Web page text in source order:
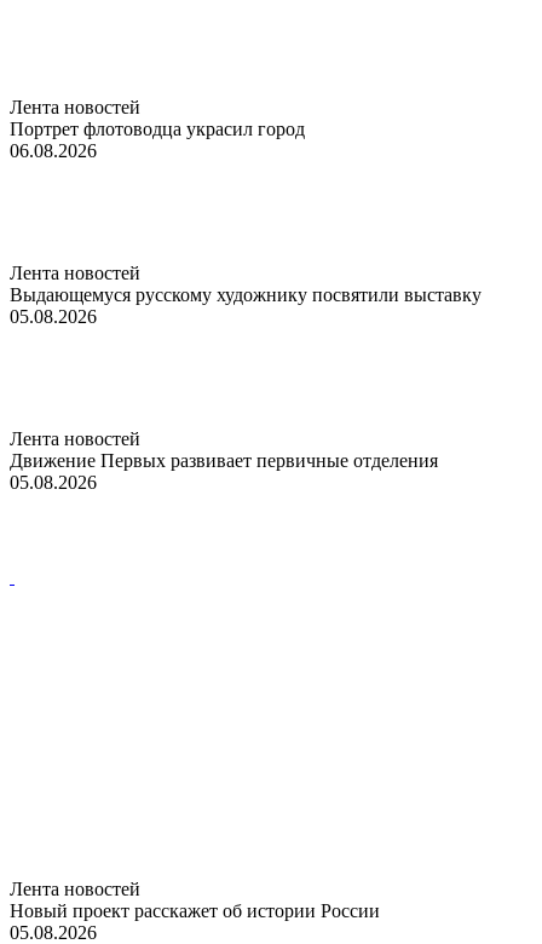
Лента новостей
Портрет флотоводца украсил город
06.08.2026
Лента новостей
Выдающемуся русскому художнику посвятили выставку
05.08.2026
Лента новостей
Движение Первых развивает первичные отделения
05.08.2026
Лента новостей
Новый проект расскажет об истории России
05.08.2026